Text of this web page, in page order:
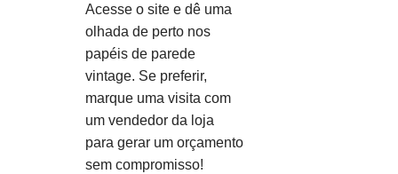
Acesse o site e dê uma
olhada de perto nos
papéis de parede
vintage. Se preferir,
marque uma visita com
um vendedor da loja
para gerar um orçamento
sem compromisso!